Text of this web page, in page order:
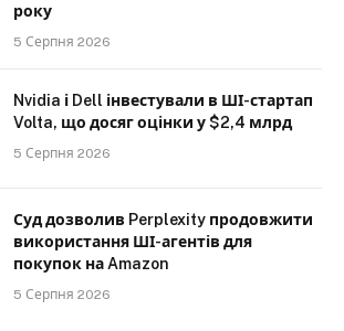
року
5 Серпня 2026
Nvidia і Dell інвестували в ШІ-стартап
Volta, що досяг оцінки у $2,4 млрд
5 Серпня 2026
Суд дозволив Perplexity продовжити
використання ШІ-агентів для
покупок на Amazon
5 Серпня 2026